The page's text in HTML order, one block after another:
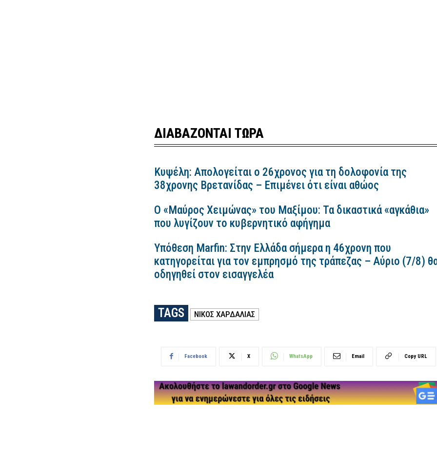
ΔΙΑΒΑΖΟΝΤΑΙ ΤΩΡΑ
Κυψέλη: Απολογείται ο 26χρονος για τη δολοφονία της
38χρονης Βρετανίδας – Επιμένει ότι είναι αθώος
Ο «Μαύρος Χειμώνας» του Μαξίμου: Τα δικαστικά «αγκάθια»
που λυγίζουν το κυβερνητικό αφήγημα
Υπόθεση Marfin: Στην Ελλάδα σήμερα η 46χρονη που
κατηγορείται για τον εμπρησμό της τράπεζας – Αύριο (7/8)
οδηγηθεί στον εισαγγελέα
TAGS ΝΙΚΟΣ ΧΑΡΔΑΛΙΑΣ
Facebook X WhatsApp Email Copy URL